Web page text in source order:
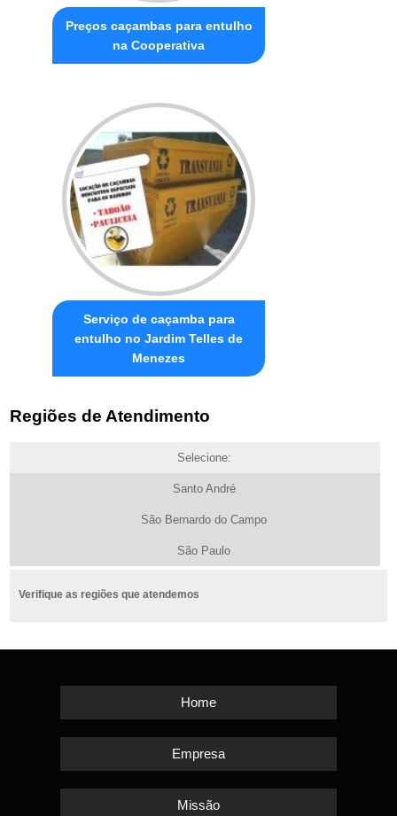
Preços caçambas para entulho
na Cooperativa
Serviço de caçamba para
entulho no Jardim Telles de
Menezes
Regiões de Atendimento
Selecione:
Santo André
São Bernardo do Campo
São Paulo
Verifique as regiões que atendemos
Home
Empresa
Missão